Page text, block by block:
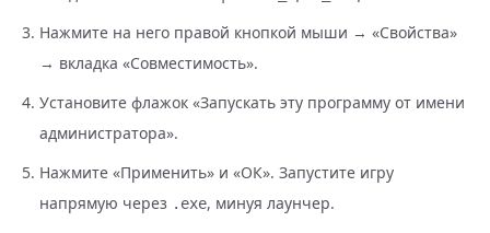
Нажмите на него правой кнопкой мыши → «Свойства»
→ вкладка «Совместимость».
Установите флажок «Запускать эту программу от имени
администратора».
Нажмите «Применить» и «ОК». Запустите игру
напрямую через .exe, минуя лаунчер.